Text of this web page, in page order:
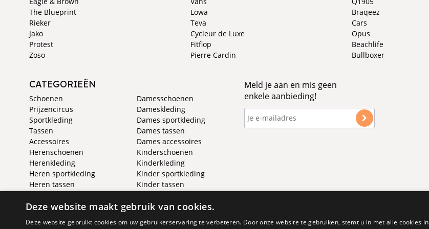
The Blueprint
Rieker
Jako
Protest
Zoso
Lowa
Teva
Cycleur de Luxe
Fitflop
Pierre Cardin
Braqeez
Cars
Opus
Beachlife
Bullboxer
CATEGORIEËN
Schoenen
Prijzencircus
Sportkleding
Tassen
Accessoires
Herenschoenen
Herenkleding
Heren sportkleding
Heren tassen
Damesschoenen
Dameskleding
Dames sportkleding
Dames tassen
Dames accessoires
Kinderschoenen
Kinderkleding
Kinder sportkleding
Kinder tassen
Meld je aan en mis geen
enkele aanbieding!
Deze website maakt gebruik van cookies.
Deze website gebruikt cookies om uw gebruikerservaring te verbeteren. Door onze website te gebruiken, stemt u in met alle cookies in